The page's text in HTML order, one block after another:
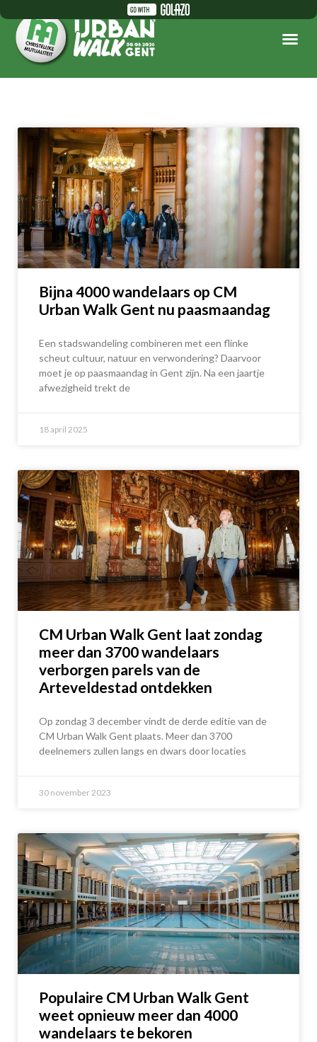
Bijna 4000 wandelaars op CM
Urban Walk Gent nu paasmaandag
Een stadswandeling combineren met een flinke
scheut cultuur, natuur en verwondering? Daarvoor
moet je op paasmaandag in Gent zijn. Na een jaartje
afwezigheid trekt de
18 april 2025
CM Urban Walk Gent laat zondag
meer dan 3700 wandelaars
verborgen parels van de
Arteveldestad ontdekken
Op zondag 3 december vindt de derde editie van de
CM Urban Walk Gent plaats. Meer dan 3700
deelnemers zullen langs en dwars door locaties
30 november 2023
Populaire CM Urban Walk Gent
weet opnieuw meer dan 4000
wandelaars te bekoren